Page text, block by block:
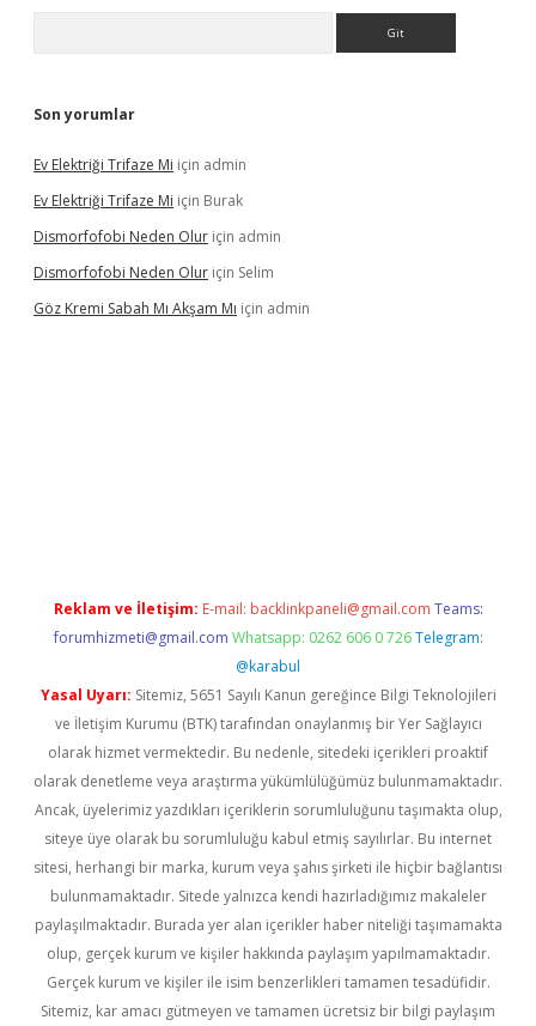
Son yorumlar
Ev Elektriği Trifaze Mi için admin
Ev Elektriği Trifaze Mi için Burak
Dismorfofobi Neden Olur için admin
Dismorfofobi Neden Olur için Selim
Göz Kremi Sabah Mı Akşam Mı için admin
Reklam ve İletişim: E-mail: backlinkpaneli@gmail.com Teams:
forumhizmeti@gmail.com Whatsapp: 0262 606 0 726 Telegram:
@karabul
Yasal Uyarı: Sitemiz, 5651 Sayılı Kanun gereğince Bilgi Teknolojileri
ve İletişim Kurumu (BTK) tarafından onaylanmış bir Yer Sağlayıcı
olarak hizmet vermektedir. Bu nedenle, sitedeki içerikleri proaktif
olarak denetleme veya araştırma yükümlülüğümüz bulunmamaktadır.
Ancak, üyelerimiz yazdıkları içeriklerin sorumluluğunu taşımakta olup,
siteye üye olarak bu sorumluluğu kabul etmiş sayılırlar. Bu internet
sitesi, herhangi bir marka, kurum veya şahıs şirketi ile hiçbir bağlantısı
bulunmamaktadır. Sitede yalnızca kendi hazırladığımız makaleler
paylaşılmaktadır. Burada yer alan içerikler haber niteliği taşımamakta
olup, gerçek kurum ve kişiler hakkında paylaşım yapılmamaktadır.
Gerçek kurum ve kişiler ile isim benzerlikleri tamamen tesadüfidir.
Sitemiz, kar amacı gütmeyen ve tamamen ücretsiz bir bilgi paylaşım